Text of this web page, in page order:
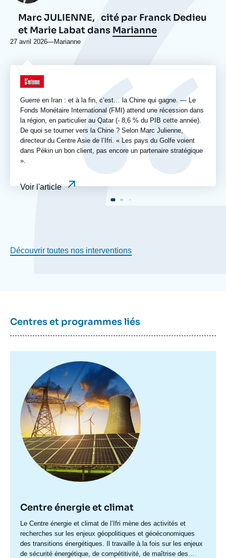
Logo
Guerre en Iran : et à la fin, c’est… la Chine qui gagne. — Le
Fonds Monétaire International (FMI) attend une récession dans
la région, en particulier au Qatar (- 8,6 % du PIB cette année).
De quoi se tourner vers la Chine ? Selon Marc Julienne,
directeur du Centre Asie de l’Ifri. « Les pays du Golfe voient
dans Pékin un bon client, pas encore un partenaire stratégique
».
Voir l'article
Marc JULIENNE, cité par Franck Dedieu
et Marie Labat dans Marianne
27 avril 2026—Nom
Marianne
Découvrir toutes nos interventions
Centres et programmes liés
principale
Centre énergie et climat
Accroche
centre
Le Centre énergie et climat de l’Ifri mène des activités et
recherches sur les enjeux géopolitiques et géoéconomiques
des transitions énergétiques. Il travaille à la fois sur les enjeux
de sécurité énergétique, de compétitivité, de maîtrise des